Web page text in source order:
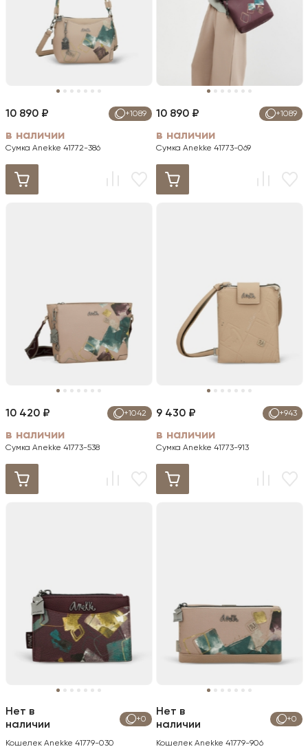
+1089
10 890 ₽
в наличии
Сумка Anekke 41772-386
+1089
10 890 ₽
в наличии
Сумка Anekke 41773-069
+1042
10 420 ₽
в наличии
Сумка Anekke 41773-538
+943
9 430 ₽
в наличии
Сумка Anekke 41773-913
+0
Нет в
наличии
Кошелек Anekke 41779-030
+0
Нет в
наличии
Кошелек Anekke 41779-906